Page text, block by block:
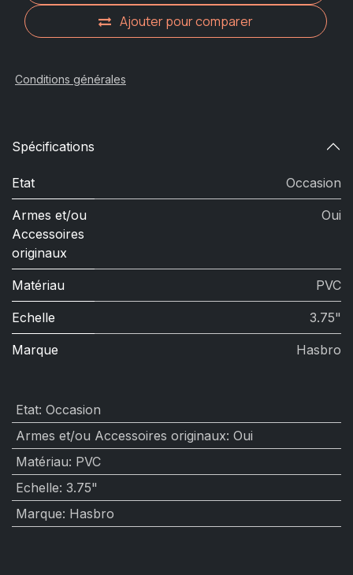
Ajouter pour comparer
Conditions générales
Spécifications
Etat Occasion
Armes et/ou
Accessoires
originaux
Oui
Matériau PVC
Echelle 3.75"
Marque Hasbro
Etat: Occasion
Armes et/ou Accessoires originaux: Oui
Matériau: PVC
Echelle: 3.75"
Marque: Hasbro